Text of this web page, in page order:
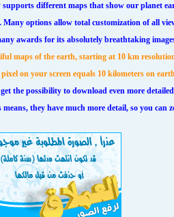
different maps that show our planet
options allow total customization of all
awards for its absolutely breathtaking
maps of the earth, starting at 10 km
on your screen equals 10 kilometers on
the possibility to download even more
they have much more detail, so you can